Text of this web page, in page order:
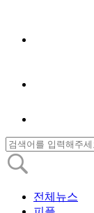
전체뉴스